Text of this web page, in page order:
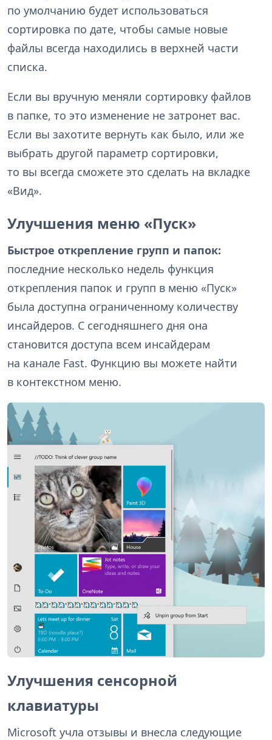
по умолчанию будет использоваться
сортировка по дате, чтобы самые новые
файлы всегда находились в верхней части
списка.
Если вы вручную меняли сортировку файлов
в папке, то это изменение не затронет вас.
Если вы захотите вернуть как было, или же
выбрать другой параметр сортировки,
то вы всегда сможете это сделать на вкладке
«Вид».
Улучшения меню «Пуск»
Быстрое открепление групп и папок:
последние несколько недель функция
открепления папок и групп в меню «Пуск»
была доступна ограниченному количеству
инсайдеров. С сегодняшнего дня она
становится доступа всем инсайдерам
на канале Fast. Функцию вы можете найти
в контекстном меню.
Улучшения сенсорной
клавиатуры
Microsoft учла отзывы и внесла следующие